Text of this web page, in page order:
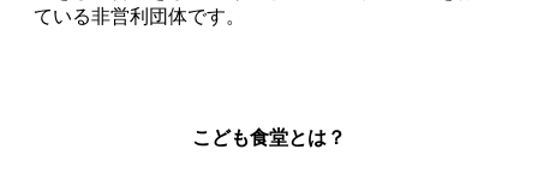
ている非営利団体です。
こども食堂とは？